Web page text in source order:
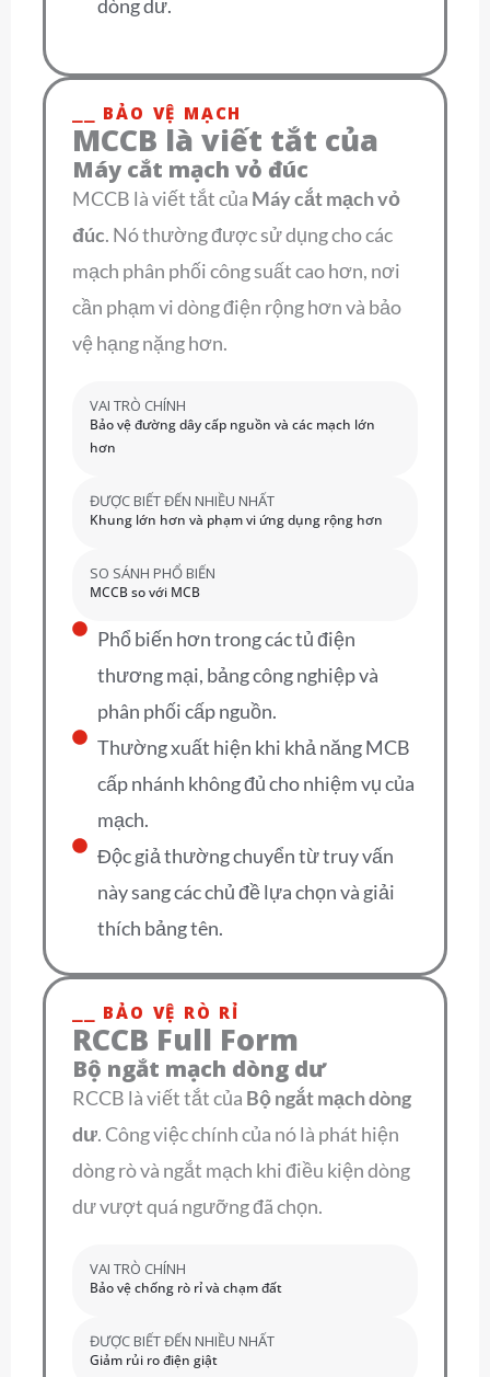
dòng dư.
⎯⎯ BẢO VỆ MẠCH
MCCB là viết tắt của
Máy cắt mạch vỏ đúc
MCCB là viết tắt của Máy cắt mạch vỏ
đúc. Nó thường được sử dụng cho các
mạch phân phối công suất cao hơn, nơi
cần phạm vi dòng điện rộng hơn và bảo
vệ hạng nặng hơn.
VAI TRÒ CHÍNH
Bảo vệ đường dây cấp nguồn và các mạch lớn
hơn
ĐƯỢC BIẾT ĐẾN NHIỀU NHẤT
Khung lớn hơn và phạm vi ứng dụng rộng hơn
SO SÁNH PHỔ BIẾN
MCCB so với MCB
Phổ biến hơn trong các tủ điện
thương mại, bảng công nghiệp và
phân phối cấp nguồn.
Thường xuất hiện khi khả năng MCB
cấp nhánh không đủ cho nhiệm vụ của
mạch.
Độc giả thường chuyển từ truy vấn
này sang các chủ đề lựa chọn và giải
thích bảng tên.
⎯⎯ BẢO VỆ RÒ RỈ
RCCB Full Form
Bộ ngắt mạch dòng dư
RCCB là viết tắt của Bộ ngắt mạch dòng
dư. Công việc chính của nó là phát hiện
dòng rò và ngắt mạch khi điều kiện dòng
dư vượt quá ngưỡng đã chọn.
VAI TRÒ CHÍNH
Bảo vệ chống rò rỉ và chạm đất
ĐƯỢC BIẾT ĐẾN NHIỀU NHẤT
Giảm rủi ro điện giật